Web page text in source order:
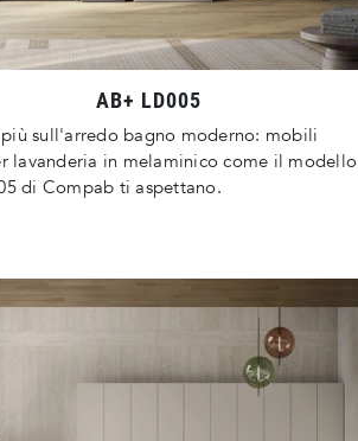
AB+ LD005
sull'arredo bagno moderno: mobili
lavanderia in melaminico come il modello
di Compab ti aspettano.